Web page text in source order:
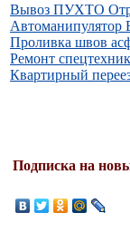
Вывоз ПУХТО
Автоманипулятор
Проливка швов
Ремонт
Квартирный
Подписка на